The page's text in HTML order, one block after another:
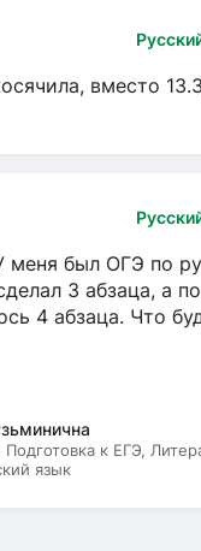
вместо
меня был ОГЭ по
3 абзаца, а
4 абзаца. Что
Подготовка к ЕГЭ,
язык